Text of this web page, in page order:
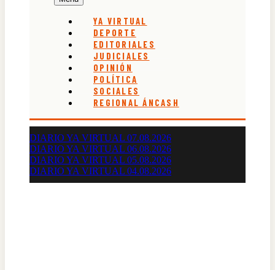
YA VIRTUAL
DEPORTE
EDITORIALES
JUDICIALES
OPINIÓN
POLÍTICA
SOCIALES
REGIONAL ÁNCASH
DIARIO YA VIRTUAL 07.08.2026
DIARIO YA VIRTUAL 06.08.2026
DIARIO YA VIRTUAL 05.08.2026
DIARIO YA VIRTUAL 04.08.2026